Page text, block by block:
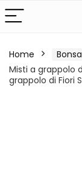
Home
Misti a grappolo
grappolo di Fiori